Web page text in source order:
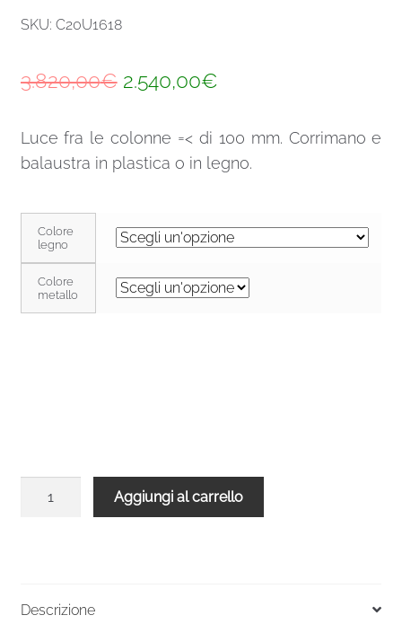
SKU: C20U1618
3.820,00€ Il
originale
era:
2.540,00€Il
attuale
è:
Luce fra le colonne =< di 100 mm. Corrimano e
balaustra in plastica o in legno.
Colore
legno
Colore
metallo
Aggiungi al carrello
Descrizione